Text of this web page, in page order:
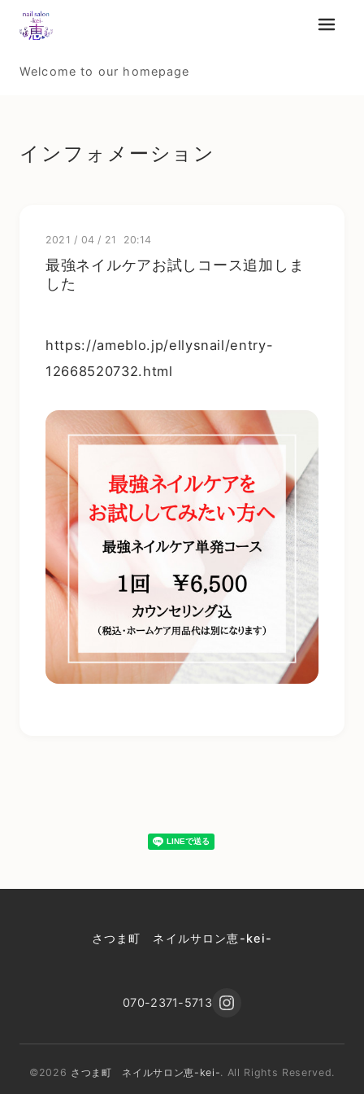
Welcome to our homepage
メニュ
インフォメーション
2021 / 04 / 21 20:14
最強ネイルケアお試しコース追加しま
した
https://ameblo.jp/ellysnail/entry-
12668520732.html
さつま町 ネイルサロン恵-kei-
070-2371-5713
©2026 さつま町 ネイルサロン恵-kei-. All Rights Reserved.